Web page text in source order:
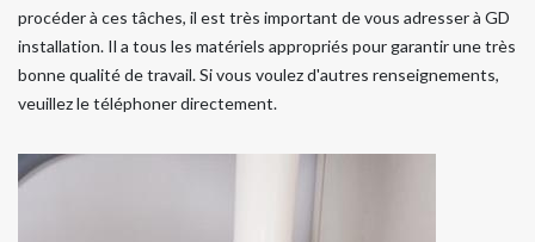
procéder à ces tâches, il est très important de vous adresser à GD
installation. Il a tous les matériels appropriés pour garantir une très
bonne qualité de travail. Si vous voulez d'autres renseignements,
veuillez le téléphoner directement.